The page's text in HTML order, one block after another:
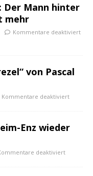
Der Mann hinter
mehr
Kommentare deaktiviert
von Pascal
Kommentare deaktiviert
Enz wieder
deaktiviert